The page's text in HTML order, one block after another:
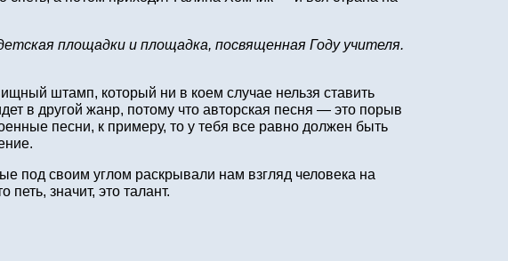
площадки и площадка, посвященная Году учителя.
штамп, который ни в коем случае нельзя ставить
в другой жанр, потому что авторская песня — это порыв
песни, к примеру, то у тебя все равно должен быть
под своим углом раскрывали нам взгляд человека на
значит, это талант.